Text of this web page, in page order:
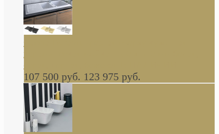
керамическая мойка 1160 x 510 мм белая,
серая, черная, бежевая В НАЛИЧИИ
107 500 руб. 123 975 руб.